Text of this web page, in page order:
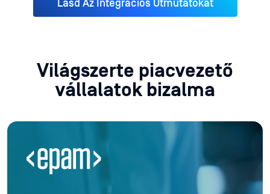
Lásd Az Integrációs Útmutatókat
Világszerte piacvezető
vállalatok bizalma